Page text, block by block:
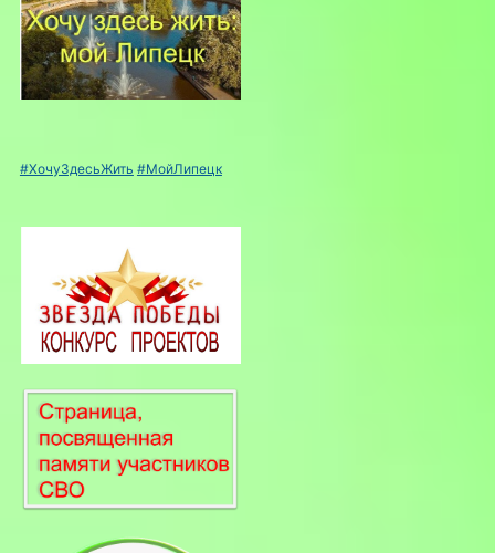
#ХочуЗдесьЖить #МойЛипецк